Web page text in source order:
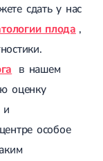
сдать у нас
плода ,
в нашем
оценку
и
особое